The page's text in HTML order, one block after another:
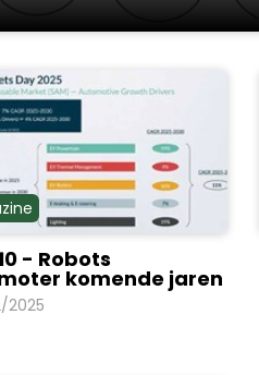
- Robots
komende jaren
2025